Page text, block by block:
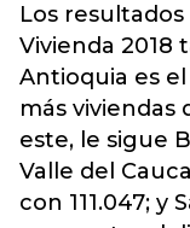
Los
Vivienda 2018
Antioquia es
más viviendas
este, le sigue
Valle del
con 111.047; y